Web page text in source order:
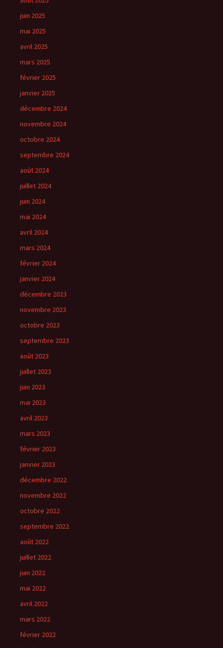
juin 2025
mai 2025
avril 2025
mars 2025
février 2025
janvier 2025
décembre 2024
novembre 2024
octobre 2024
septembre 2024
août 2024
juillet 2024
juin 2024
mai 2024
avril 2024
mars 2024
février 2024
janvier 2024
décembre 2023
novembre 2023
octobre 2023
septembre 2023
août 2023
juillet 2023
juin 2023
mai 2023
avril 2023
mars 2023
février 2023
janvier 2023
décembre 2022
novembre 2022
octobre 2022
septembre 2022
août 2022
juillet 2022
juin 2022
mai 2022
avril 2022
mars 2022
février 2022